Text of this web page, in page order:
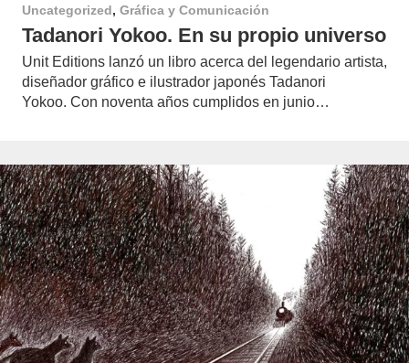
Uncategorized, Gráfica y Comunicación
Tadanori Yokoo. En su propio universo
Unit Editions lanzó un libro acerca del legendario artista,
diseñador gráfico e ilustrador japonés Tadanori
Yokoo. Con noventa años cumplidos en junio…